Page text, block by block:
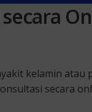
kelamin atau
secara